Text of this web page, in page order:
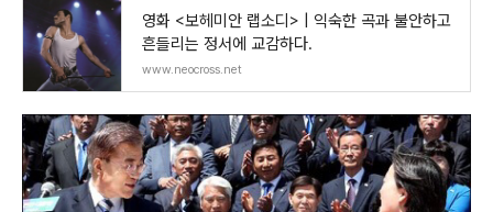
영화 <보헤미안 랩소디> | 익숙한 곡과 불안하고
흔들리는 정서에 교감하다.
www.neocross.net